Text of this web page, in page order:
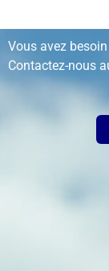
Vous avez
Contactez-nous